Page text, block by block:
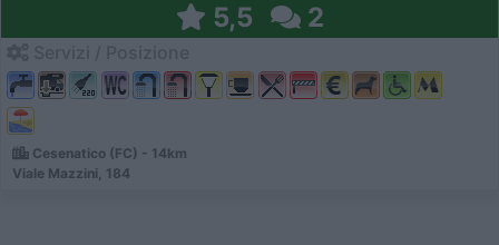
5,5 2
Cesenatico (FC) - 14km
Viale Mazzini, 184